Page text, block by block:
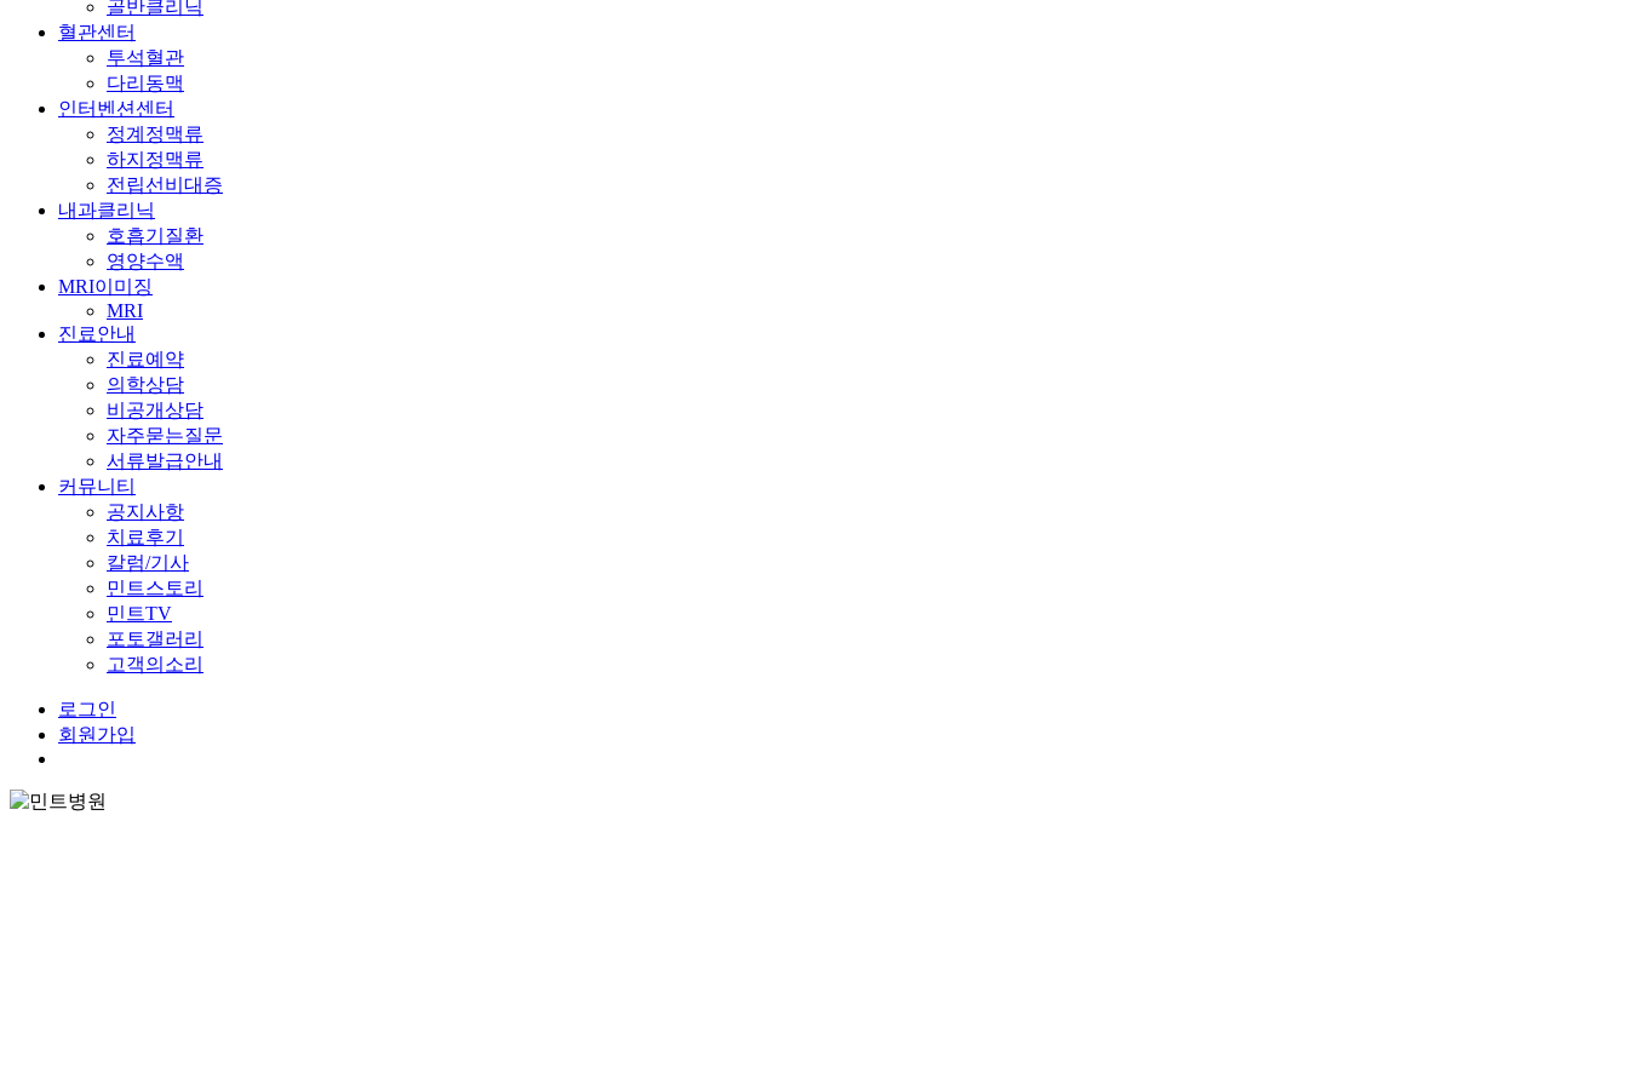
골반클리닉
혈관센터
투석혈관
다리동맥
인터벤션센터
정계정맥류
하지정맥류
전립선비대증
내과클리닉
호흡기질환
영양수액
MRI이미징
MRI
진료안내
진료예약
의학상담
비공개상담
자주묻는질문
서류발급안내
커뮤니티
공지사항
치료후기
칼럼/기사
민트스토리
민트TV
포토갤러리
고객의소리
로그인
회원가입